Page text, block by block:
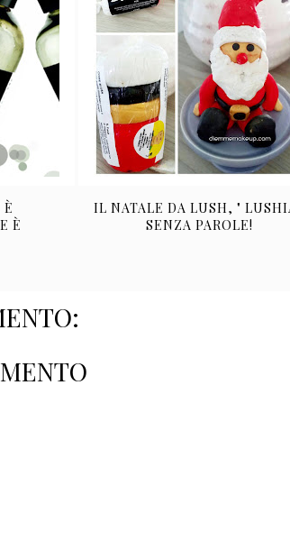
È
IL NATALE DA LUSH, "
SENZA PAROLE!